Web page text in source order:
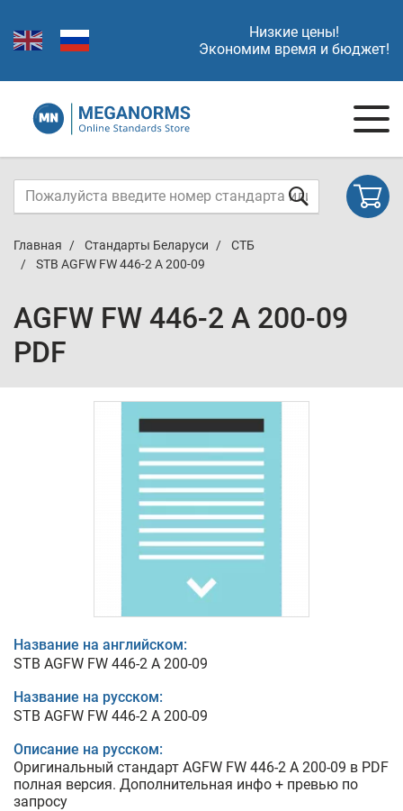
Низкие цены!
Экономим время и бюджет!
Главная Стандарты Беларуси
СТБ
STB AGFW FW 446-2 A 200-09
AGFW FW 446-2 A 200-09
PDF
Название на английском:
STB AGFW FW 446-2 A 200-09
Название на русском:
STB AGFW FW 446-2 A 200-09
Описание на русском:
Оригинальный стандарт AGFW FW 446-2 A 200-09 в PDF
полная версия. Дополнительная инфо + превью по
запросу